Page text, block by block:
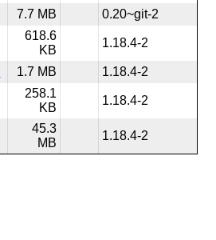
7.7 MB 0.20~git-2
618.6
KB
1.18.4-2
1.7 MB 1.18.4-2
258.1
KB
1.18.4-2
45.3
MB
1.18.4-2